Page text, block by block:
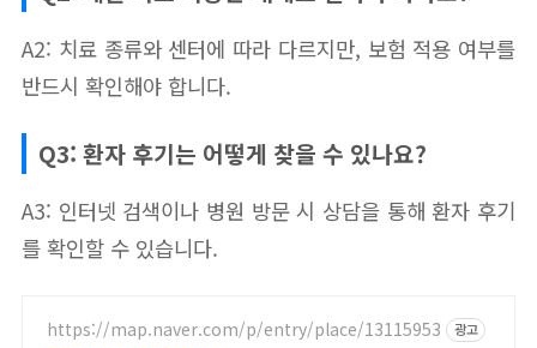
A2: 치료 종류와 센터에 따라 다르지만, 보험 적용 여부를
반드시 확인해야 합니다.
Q3: 환자 후기는 어떻게 찾을 수 있나요?
A3: 인터넷 검색이나 병원 방문 시 상담을 통해 환자 후기
를 확인할 수 있습니다.
https://map.naver.com/p/entry/place/13115953 광고